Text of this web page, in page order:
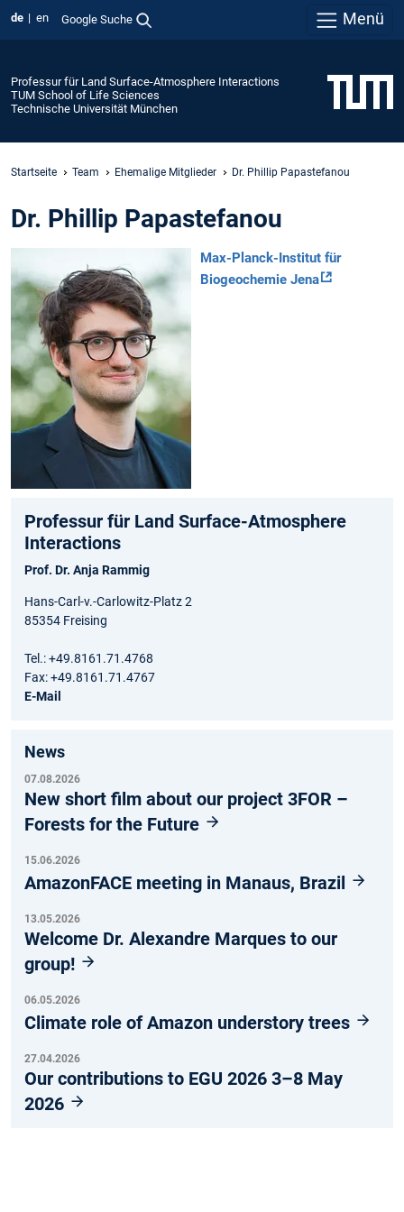
de en Google Suche Menü
Professur für Land Surface-Atmosphere Interactions
TUM School of Life Sciences
Technische Universität München
Startseite Team Ehemalige Mitglieder Dr. Phillip Papastefanou
Dr. Phillip Papastefanou
Max-Planck-Institut für
Biogeochemie Jena
Professur für Land Surface-Atmosphere
Interactions
Prof. Dr. Anja Rammig
Hans-Carl-v.-Carlowitz-Platz 2
85354 Freising
Tel.: +49.8161.71.4768
Fax: +49.8161.71.4767
E-Mail
News
07.08.2026
New short film about our project 3FOR –
Forests for the Future
15.06.2026
AmazonFACE meeting in Manaus, Brazil
13.05.2026
Welcome Dr. Alexandre Marques to our
group!
06.05.2026
Climate role of Amazon understory trees
27.04.2026
Our contributions to EGU 2026 3–8 May
2026